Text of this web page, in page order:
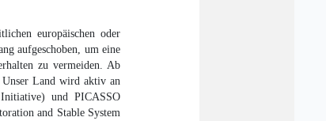
europäischen oder
aufgeschoben, um eine
zu vermeiden. Ab
Land wird aktiv an
und PICASSO
and Stable System